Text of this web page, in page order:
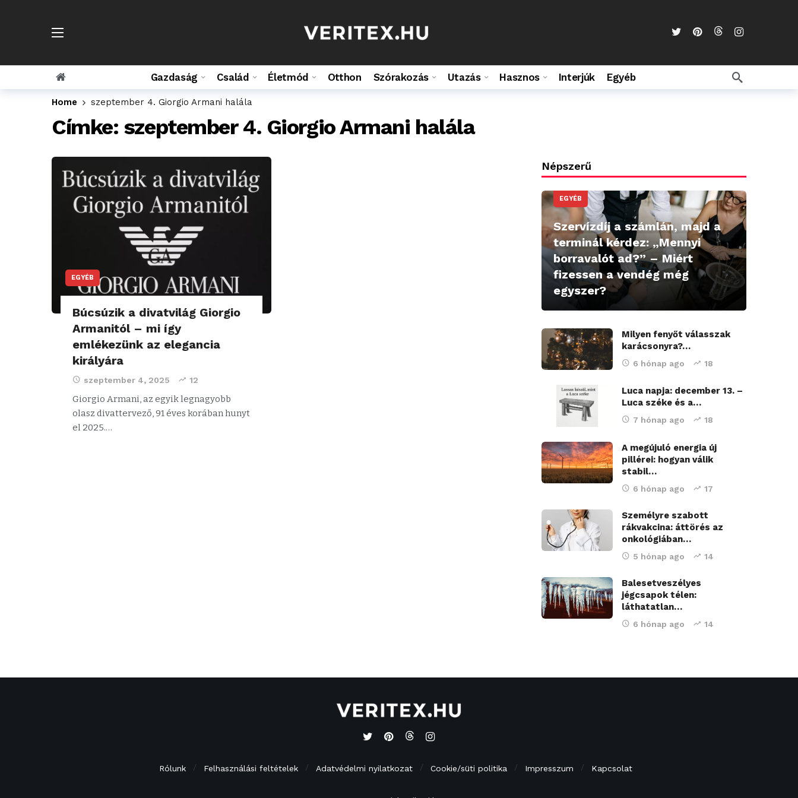
Gazdaság Család Életmód Otthon Szórakozás Utazás Hasznos Interjúk Egyéb
Home szeptember 4. Giorgio Armani halála
Címke: szeptember 4. Giorgio Armani halála
EGYÉB
Búcsúzik a divatvilág Giorgio
Armanitól – mi így
emlékezünk az elegancia
királyára
szeptember 4, 2025 12
Giorgio Armani, az egyik legnagyobb
olasz divattervező, 91 éves korában hunyt
el 2025.…
Népszerű
EGYÉB
Szervízdíj a számlán, majd a
terminál kérdez: „Mennyi
borravalót ad?” – Miért
fizessen a vendég még
egyszer?
Milyen fenyőt válasszak
karácsonyra?…
6 hónap ago 18
Luca napja: december 13. –
Luca széke és a…
7 hónap ago 18
A megújuló energia új
pillérei: hogyan válik
stabil…
6 hónap ago 17
Személyre szabott
rákvakcina: áttörés az
onkológiában…
5 hónap ago 14
Balesetveszélyes
jégcsapok télen:
láthatatlan…
6 hónap ago 14
Rólunk Felhasználási feltételek Adatvédelmi nyilatkozat Cookie/süti politika Impresszum Kapcsolat